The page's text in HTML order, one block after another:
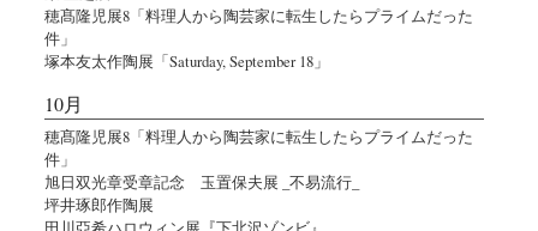
穂髙隆児展8「料理人から陶芸家に転生したらプライムだった
件」
塚本友太作陶展「Saturday, September 18」
10月
穂髙隆児展8「料理人から陶芸家に転生したらプライムだった
件」
旭日双光章受章記念 玉置保夫展 _不易流行_
坪井琢郎作陶展